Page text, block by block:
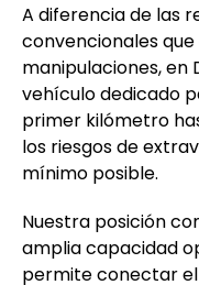
A diferencia de las
convencionales
manipulaciones, en
vehículo dedicado
primer kilómetro
los riesgos de
mínimo posible.
Nuestra posición
amplia capacidad
permite conectar